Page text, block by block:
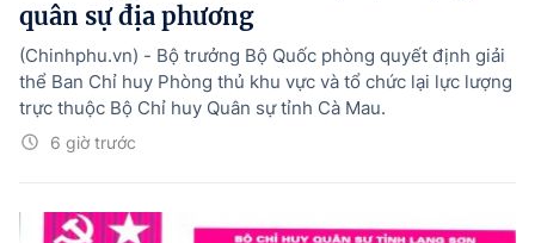
quân sự địa phương
6 giờ trước
(Chinhphu.vn) - Bộ trưởng Bộ Quốc phòng quyết định giải
thể Ban Chỉ huy Phòng thủ khu vực và tổ chức lại lực lượng
trực thuộc Bộ Chỉ huy Quân sự tỉnh Cà Mau.